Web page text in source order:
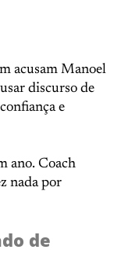
acusam Manoel
discurso de
e
ano. Coach
nada por
de